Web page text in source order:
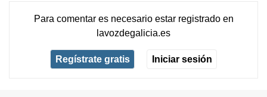
Para comentar es necesario estar registradoen
lavozdegalicia.es
Regístrate gratis Iniciar sesión